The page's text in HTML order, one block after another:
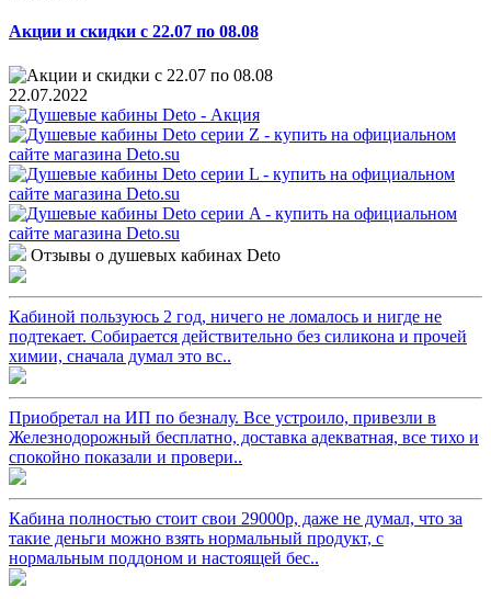
Акции и скидки с 22.07 по 08.08
22.07.2022
Отзывы о душевых кабинах Deto
Кабиной пользуюсь 2 год, ничего не ломалось и нигде не
подтекает. Собирается действительно без силикона и прочей
химии, сначала думал это вс..
Приобретал на ИП по безналу. Все устроило, привезли в
Железнодорожный бесплатно, доставка адекватная, все тихо и
спокойно показали и провери..
Кабина полностью стоит свои 29000р, даже не думал, что за
такие деньги можно взять нормальный продукт, с
нормальным поддоном и настоящей бес..